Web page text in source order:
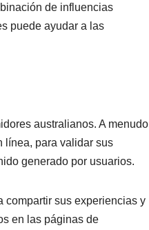
de influencias
puede ayudar a las
australianos. A menudo
línea, para validar sus
generado por usuarios.
compartir sus experiencias y
en las páginas de